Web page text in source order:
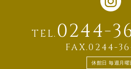
TEL. 0244-
FAX.0244-
休館日 毎週月曜